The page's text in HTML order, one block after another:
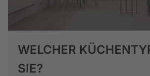
WELCHER
SIE?